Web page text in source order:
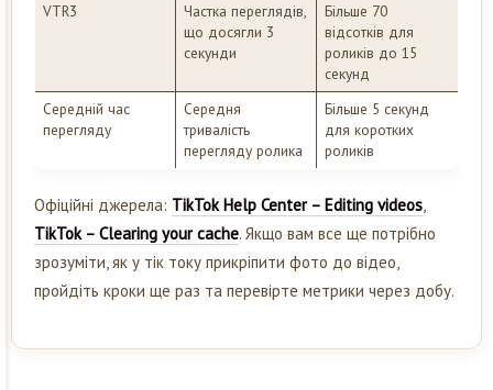
VTR3
Частка переглядів,
що досягли 3
секунди
Більше 70
відсотків для
роликів до 15
секунд
Середній час
перегляду
Середня
тривалість
перегляду ролика
Більше 5 секунд
для коротких
роликів
Офіційні джерела: TikTok Help Center – Editing videos,
TikTok – Clearing your cache. Якщо вам все ще потрібно
зрозуміти, як у тік току прикріпити фото до відео,
пройдіть кроки ще раз та перевірте метрики через добу.